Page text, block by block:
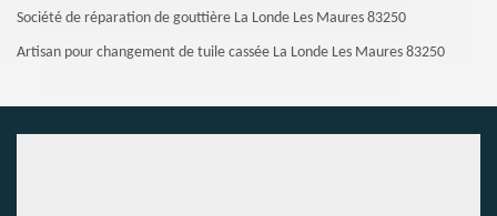
Société de réparation de gouttière La Londe Les Maures 83250
Artisan pour changement de tuile cassée La Londe Les Maures 83250